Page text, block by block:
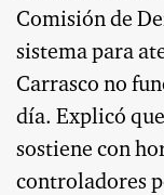
Comisión de
sistema para
Carrasco no
día. Explicó
sostiene con
controladores